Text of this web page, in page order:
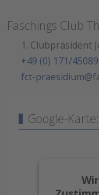
Faschings Club
1. Clubpräsident
+49 (0) 171/
fct-
Google-Karte: